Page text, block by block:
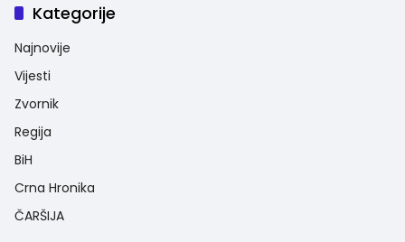
Kategorije
Najnovije
Vijesti
Zvornik
Regija
BiH
Crna Hronika
ČARŠIJA